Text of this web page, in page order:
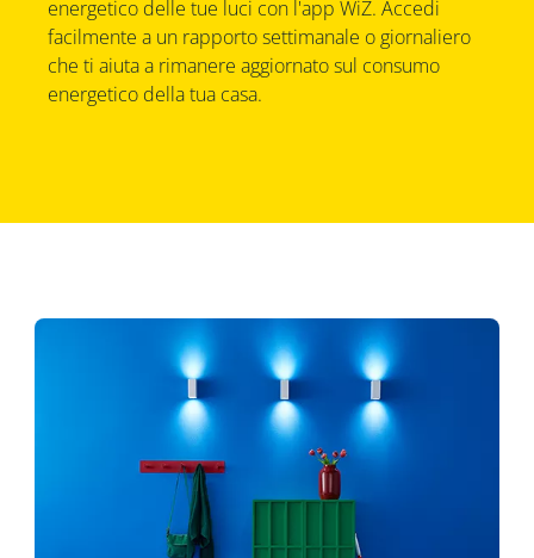
energetico delle tue luci con l'app WiZ. Accedi
facilmente a un rapporto settimanale o giornaliero
che ti aiuta a rimanere aggiornato sul consumo
energetico della tua casa.